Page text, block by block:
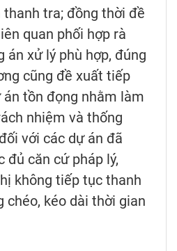
tra; đồng thời đề
quan phối hợp rà
án xử lý phù hợp, đúng
cũng đề xuất tiếp
tồn đọng nhằm làm
nhiệm và thống
với các dự án đã
đủ căn cứ pháp lý,
không tiếp tục thanh
chéo, kéo dài thời gian